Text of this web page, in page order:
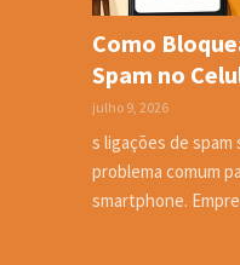
Como
Spam no
julho 9, 2026
s ligações de spam
problema comum
smartphone.